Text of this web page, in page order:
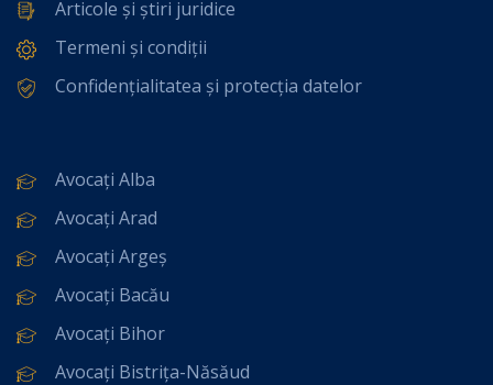
Articole și știri juridice
Termeni și condiții
Confidențialitatea și protecția datelor
Avocați Alba
Avocați Arad
Avocați Argeș
Avocați Bacău
Avocați Bihor
Avocați Bistrița-Năsăud